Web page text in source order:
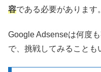
容である必要があります。
Google Adsenseは何度
で、挑戦してみることも